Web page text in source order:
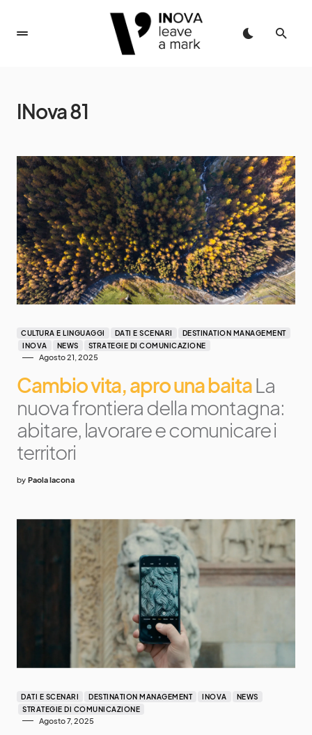
INova 81
CULTURA E LINGUAGGI DATI E SCENARI
DESTINATION MANAGEMENT
INOVA
NEWS STRATEGIE DI COMUNICAZIONE
Agosto 21, 2025
Cambio vita, apro una baitaLa
nuova frontiera della montagna:
abitare, lavorare e comunicare i
territori
by Paola Iacona
DATI E SCENARI DESTINATION MANAGEMENT INOVA
NEWS
STRATEGIE DI COMUNICAZIONE
Agosto 7, 2025